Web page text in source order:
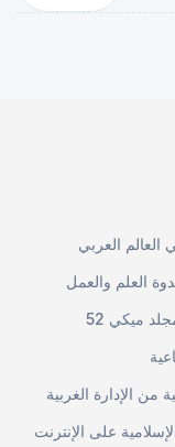
العالم العربي
العلم والعمل
ميكي 52
من الإدارة الغربية
على الإنترنت